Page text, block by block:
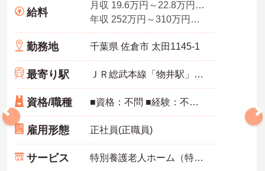
給料
月収 19.6万円～22.8万円程度 諸手当込
年収 252万円～310万円程度 諸手当込
勤務地 千葉県 佐倉市 太田1145-1
最寄り駅 ＪＲ総武本線「物井駅」徒歩16分
資格/職種 ■資格：不問 ■経験：不問 ※無資格・未経験の方は非常勤採用となります。
雇用形態 正社員(正職員)
サービス 特別養護老人ホーム（特養）